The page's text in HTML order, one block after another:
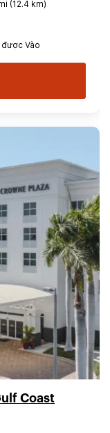
(12.4 km)
Vào
Coast